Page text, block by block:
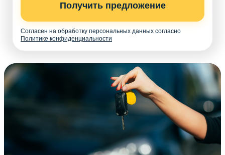
Получить предложение
Согласен на обработку персональных данных согласно
Политике конфиденциальности